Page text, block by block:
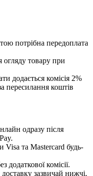
потрібна передоплата
огляду товару при
додається комісія 2%
пересилання коштів
одразу після
та Mastercard будь-
додаткової комісії.
зазвичай нижчі,